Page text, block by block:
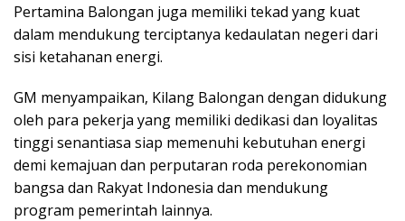
Pertamina Balongan juga memiliki tekad yang kuat
dalam mendukung terciptanya kedaulatan negeri dari
sisi ketahanan energi.
GM menyampaikan, Kilang Balongan dengan didukung
oleh para pekerja yang memiliki dedikasi dan loyalitas
tinggi senantiasa siap memenuhi kebutuhan energi
demi kemajuan dan perputaran roda perekonomian
bangsa dan Rakyat Indonesia dan mendukung
program pemerintah lainnya.